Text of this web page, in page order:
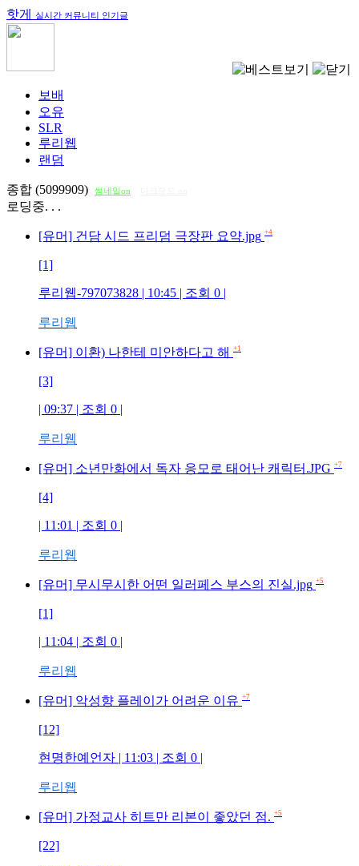
핫게 실시간 커뮤니티 인기글
보배
오유
SLR
루리웹
랜덤
종합 (5099909) 썸네일on
로딩중. . .
[유머] 건담 시드 프리덤 극장판 요약.jpg +4
[1]
루리웹-797073828 | 10:45 | 조회 0 |
루리웹
[유머] 이환) 나한테 미안하다고 해 +1
[3]
| 09:37 | 조회 0 |
루리웹
[유머] 소년만화에서 독자 응모로 태어난 캐릭터.JPG +7
[4]
| 11:01 | 조회 0 |
루리웹
[유머] 무시무시한 어떤 일러페스 부스의 진실.jpg +5
[1]
| 11:04 | 조회 0 |
루리웹
[유머] 악성향 플레이가 어려운 이유 +7
[12]
현명한예언자 | 11:03 | 조회 0 |
루리웹
[유머] 가정교사 히트만 리본이 좋았던 점. +5
[22]